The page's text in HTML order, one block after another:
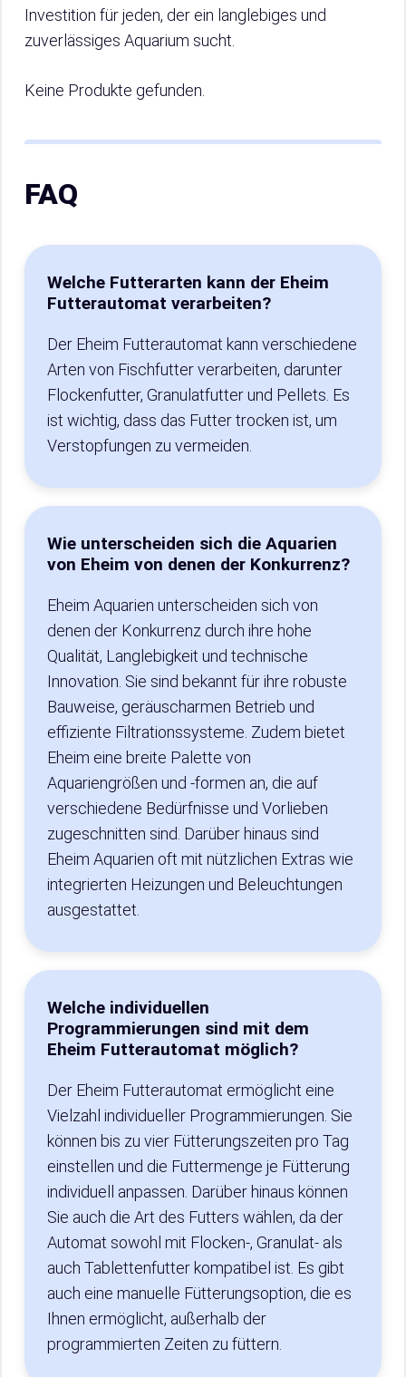
Investition für jeden, der ein langlebiges und
zuverlässiges Aquarium sucht.
Keine Produkte gefunden.
FAQ
Welche Futterarten kann der Eheim
Futterautomat verarbeiten?
Der Eheim Futterautomat kann verschiedene
Arten von Fischfutter verarbeiten, darunter
Flockenfutter, Granulatfutter und Pellets. Es
ist wichtig, dass das Futter trocken ist, um
Verstopfungen zu vermeiden.
Wie unterscheiden sich die Aquarien
von Eheim von denen der Konkurrenz?
Eheim Aquarien unterscheiden sich von
denen der Konkurrenz durch ihre hohe
Qualität, Langlebigkeit und technische
Innovation. Sie sind bekannt für ihre robuste
Bauweise, geräuscharmen Betrieb und
effiziente Filtrationssysteme. Zudem bietet
Eheim eine breite Palette von
Aquariengrößen und -formen an, die auf
verschiedene Bedürfnisse und Vorlieben
zugeschnitten sind. Darüber hinaus sind
Eheim Aquarien oft mit nützlichen Extras wie
integrierten Heizungen und Beleuchtungen
ausgestattet.
Welche individuellen
Programmierungen sind mit dem
Eheim Futterautomat möglich?
Der Eheim Futterautomat ermöglicht eine
Vielzahl individueller Programmierungen. Sie
können bis zu vier Fütterungszeiten pro Tag
einstellen und die Futtermenge je Fütterung
individuell anpassen. Darüber hinaus können
Sie auch die Art des Futters wählen, da der
Automat sowohl mit Flocken-, Granulat- als
auch Tablettenfutter kompatibel ist. Es gibt
auch eine manuelle Fütterungsoption, die es
Ihnen ermöglicht, außerhalb der
programmierten Zeiten zu füttern.